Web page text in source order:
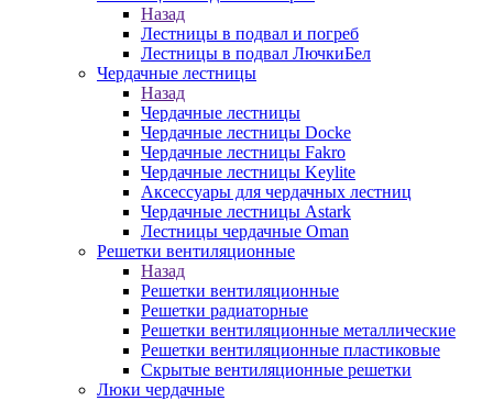
Назад
Лестницы в подвал и погреб
Лестницы в подвал ЛючкиБел
Чердачные лестницы
Назад
Чердачные лестницы
Чердачные лестницы Docke
Чердачные лестницы Fakro
Чердачные лестницы Keylite
Аксессуары для чердачных лестниц
Чердачные лестницы Astark
Лестницы чердачные Oman
Решетки вентиляционные
Назад
Решетки вентиляционные
Решетки радиаторные
Решетки вентиляционные металлические
Решетки вентиляционные пластиковые
Скрытые вентиляционные решетки
Люки чердачные